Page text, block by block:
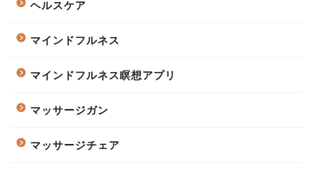
ヘルスケア
マインドフルネス
マインドフルネス瞑想アプリ
マッサージガン
マッサージチェア